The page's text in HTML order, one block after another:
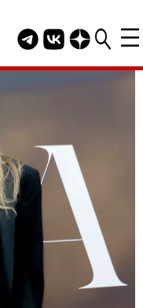
Telegram канал
Группа HELLO
Канал